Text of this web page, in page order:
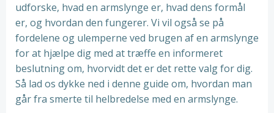
udforske, hvad en armslynge er, hvad dens formål
er, og hvordan den fungerer. Vi vil også se på
fordelene og ulemperne ved brugen af en armslynge
for at hjælpe dig med at træffe en informeret
beslutning om, hvorvidt det er det rette valg for dig.
Så lad os dykke ned i denne guide om, hvordan man
går fra smerte til helbredelse med en armslynge.